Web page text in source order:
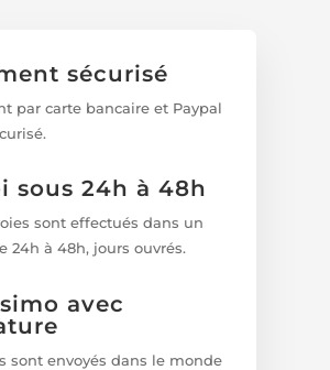
sécurisé
par carte bancaire et Paypal
sous 24h à 48h
sont effectués dans un
24h à 48h, jours ouvrés.
avec
sont envoyés dans le monde